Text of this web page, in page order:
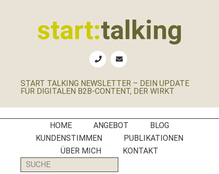
start:talking
B2B-
Social
Media
Manager
PR-
Agenturen
START TALKING NEWSLETTER – DEIN UPDATE
FÜR DIGITALEN B2B-CONTENT, DER WIRKT
HOME ANGEBOT
BLOG
KUNDENSTIMMEN
PUBLIKATIONEN
ÜBER MICH
KONTAKT
SUCHE